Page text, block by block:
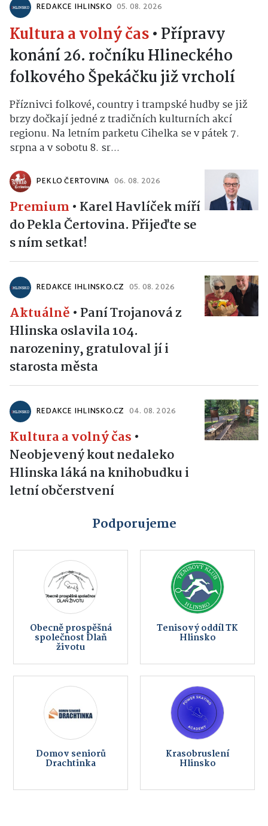
REDAKCE IHLINSKO 05. 08. 2026
Kultura a volný čas• Přípravy
konání 26. ročníku Hlineckého
folkového Špekáčku již vrcholí
Příznivci folkové, country i trampské hudby se již
brzy dočkají jedné z tradičních kulturních akcí
regionu. Na letním parketu Cihelka se v pátek 7.
srpna a v sobotu 8. sr...
PEKLO ČERTOVINA 06. 08. 2026
Premium • Karel Havlíček míří
do Pekla Čertovina. Přijeďte se
s ním setkat!
REDAKCE IHLINSKO.CZ 05. 08. 2026
Aktuálně • Paní Trojanová z
Hlinska oslavila 104.
narozeniny, gratuloval jí i
starosta města
REDAKCE IHLINSKO.CZ 04. 08. 2026
Kultura a volný čas •
Neobjevený kout nedaleko
Hlinska láká na knihobudku i
letní občerstvení
Podporujeme
Obecně prospěšná
společnost Dlaň
životu
Tenisový oddíl TK
Hlinsko
Domov seniorů
Drachtinka
Krasobruslení
Hlinsko